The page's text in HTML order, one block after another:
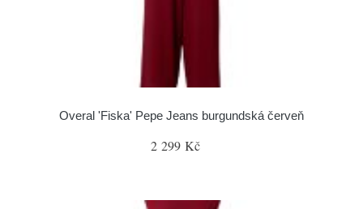
Overal 'Fiska' Pepe Jeans burgundská červeň
2 299 Kč